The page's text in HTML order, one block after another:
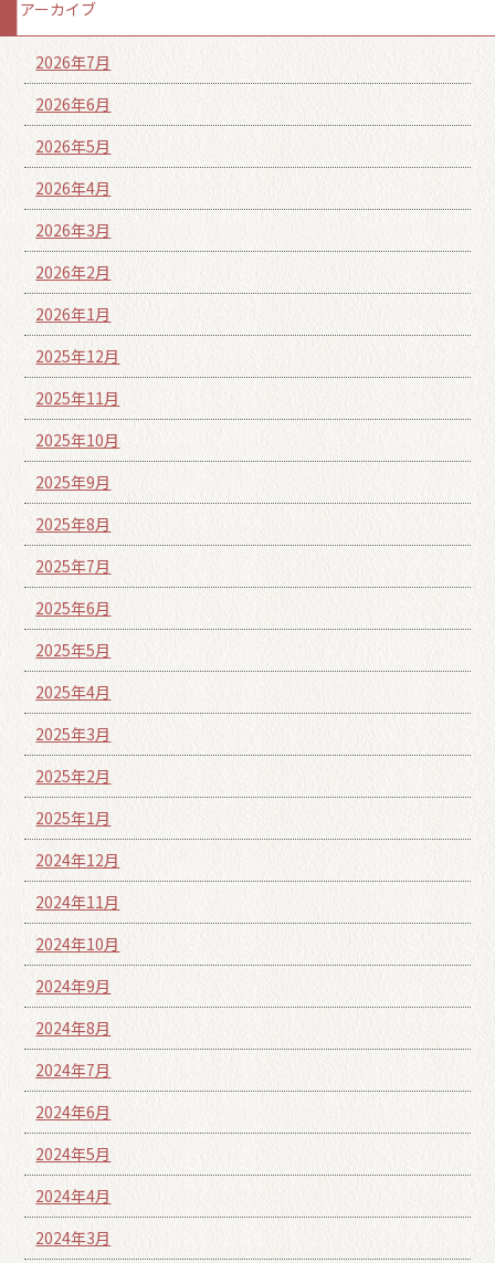
アーカイブ
2026年7月
2026年6月
2026年5月
2026年4月
2026年3月
2026年2月
2026年1月
2025年12月
2025年11月
2025年10月
2025年9月
2025年8月
2025年7月
2025年6月
2025年5月
2025年4月
2025年3月
2025年2月
2025年1月
2024年12月
2024年11月
2024年10月
2024年9月
2024年8月
2024年7月
2024年6月
2024年5月
2024年4月
2024年3月